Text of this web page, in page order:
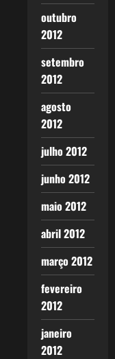
outubro
2012
setembro
2012
agosto
2012
julho 2012
junho 2012
maio 2012
abril 2012
março 2012
fevereiro
2012
janeiro
2012